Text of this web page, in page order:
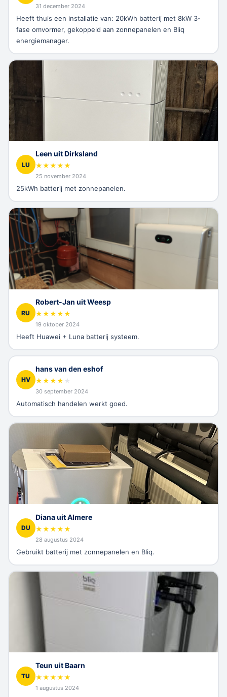
31 december 2024
Heeft thuis een installatie van: 20kWh batterij met 8kW 3-
fase omvormer, gekoppeld aan zonnepanelen en Bliq
energiemanager.
LU
Leen uit Dirksland
★★★★★
25 november 2024
25kWh batterij met zonnepanelen.
RU
Robert-Jan uit Weesp
★★★★★
19 oktober 2024
Heeft Huawei + Luna batterij systeem.
HV
hans van den eshof
★★★★ ★
30 september 2024
Automatisch handelen werkt goed.
DU
Diana uit Almere
★★★★★
28 augustus 2024
Gebruikt batterij met zonnepanelen en Bliq.
TU
Teun uit Baarn
★★★★★
1 augustus 2024